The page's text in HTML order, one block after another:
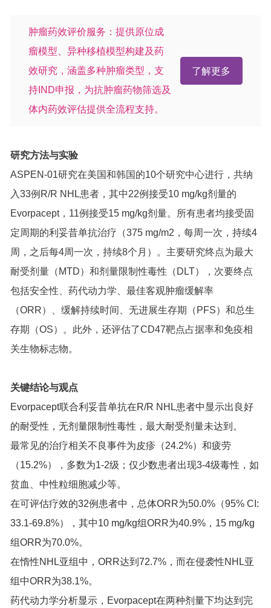
肿瘤药效评价服务：提供原位成
瘤模型、异种移植模型构建及药
效研究，涵盖多种肿瘤类型，支
持IND申报，为抗肿瘤药物筛选及
体内药效评估提供全流程支持。
了解更多
研究方法与实验
ASPEN-01研究在美国和韩国的10个研究中心进行，共纳
入33例R/R NHL患者，其中22例接受10 mg/kg剂量的
Evorpacept，11例接受15 mg/kg剂量。所有患者均接受固
定周期的利妥昔单抗治疗（375 mg/m2，每周一次，持续4
周，之后每4周一次，持续8个月）。主要研究终点为最大
耐受剂量（MTD）和剂量限制性毒性（DLT），次要终点
包括安全性、药代动力学、最佳客观肿瘤缓解率
（ORR）、缓解持续时间、无进展生存期（PFS）和总生
存期（OS）。此外，还评估了CD47靶点占据率和免疫相
关生物标志物。
关键结论与观点
Evorpacept联合利妥昔单抗在R/R NHL患者中显示出良好
的耐受性，无剂量限制性毒性，最大耐受剂量未达到。
最常见的治疗相关不良事件为皮疹（24.2%）和疲劳
（15.2%），多数为1-2级；仅少数患者出现3-4级毒性，如
贫血、中性粒细胞减少等。
在可评估疗效的32例患者中，总体ORR为50.0%（95% CI:
33.1-69.8%），其中10 mg/kg组ORR为40.9%，15 mg/kg
组ORR为70.0%。
在惰性NHL亚组中，ORR达到72.7%，而在侵袭性NHL亚
组中ORR为38.1%。
药代动力学分析显示，Evorpacept在两种剂量下均达到完